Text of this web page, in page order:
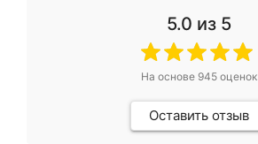
5.0 из 5
На основе 945оценок
Оставить отзыв